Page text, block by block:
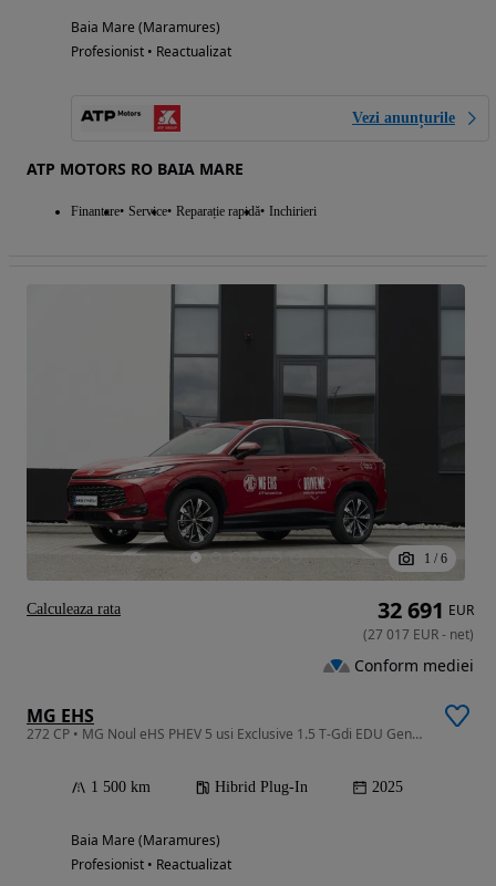
Baia Mare (Maramures)
Profesionist • Reactualizat
Vezi anunțurile
ATP MOTORS RO BAIA MARE
Finantare Service Reparație rapidă Inchirieri
1 / 6
MG EHS
272 CP • MG Noul eHS PHEV 5 usi Exclusive 1.5 T-Gdi EDU Gen3 272 CP
1 500 km Hibrid Plug-In 2025
Baia Mare (Maramures)
Profesionist • Reactualizat
32 691 EUR
(27 017 EUR- net)
Conform mediei
Calculeaza rata